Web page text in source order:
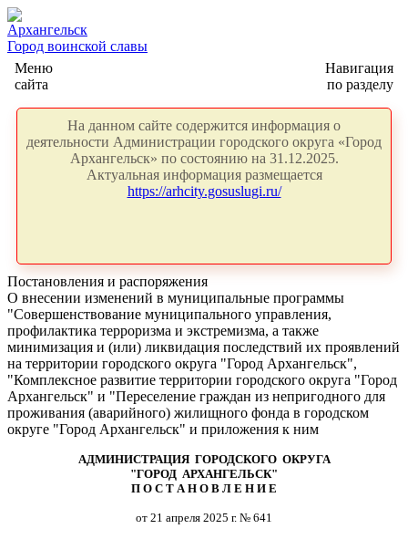
Архангельск
Город воинской славы
Меню
сайта
Навигация
по разделу
На данном сайте содержится информация о
деятельности Администрации городского округа «Город
Архангельск» по состоянию на 31.12.2025.
Актуальная информация размещается
https://arhcity.gosuslugi.ru/
Постановления и распоряжения
О внесении изменений в муниципальные программы
"Совершенствование муниципального управления,
профилактика терроризма и экстремизма, а также
минимизация и (или) ликвидация последствий их проявлений
на территории городского округа "Город Архангельск",
"Комплексное развитие территории городского округа "Город
Архангельск" и "Переселение граждан из непригодного для
проживания (аварийного) жилищного фонда в городском
округе "Город Архангельск" и приложения к ним
АДМИНИСТРАЦИЯ ГОРОДСКОГО ОКРУГА
"ГОРОД АРХАНГЕЛЬСК"
П О С Т А Н О В Л Е Н И Е
от 21 апреля 2025 г. № 641